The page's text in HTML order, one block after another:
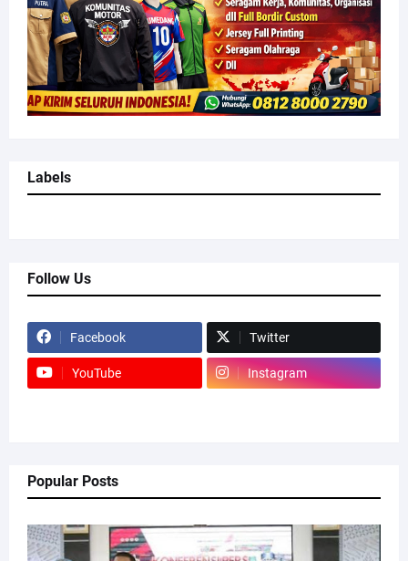
Labels
Follow Us
Facebook Twitter
YouTube Instagram
Popular Posts